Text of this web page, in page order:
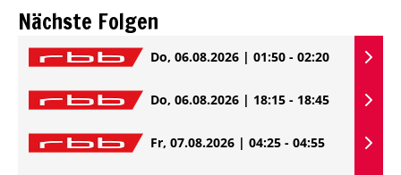
Nächste Folgen
Do, 06.08.2026 | 01:50 - 02:20
Do, 06.08.2026 | 18:15 - 18:45
Fr, 07.08.2026 | 04:25 - 04:55